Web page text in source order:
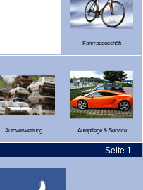
Fahrradgeschäft
Autoverwertung Autopflege & Service
Seite 1